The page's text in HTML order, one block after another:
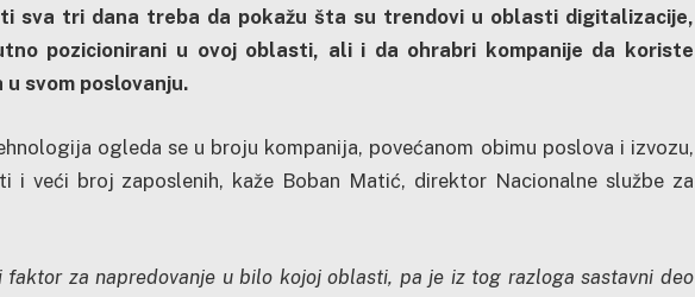
sva tri dana treba da pokažu šta su trendovi u oblasti digitalizacije,
pozicionirani u ovoj oblasti, ali i da ohrabri kompanije da koriste
svom poslovanju.
ogleda se u broju kompanija, povećanom obimu poslova i izvozu,
i veći broj zaposlenih, kaže Boban Matić, direktor Nacionalne službe za
faktor za napredovanje u bilo kojoj oblasti, pa je iz tog razloga sastavni deo